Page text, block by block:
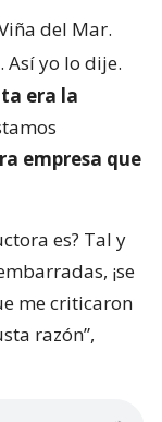
del Mar.
. Así yo lo dije.
era la
empresa que
es? Tal y
¡se
me criticaron
razón”,